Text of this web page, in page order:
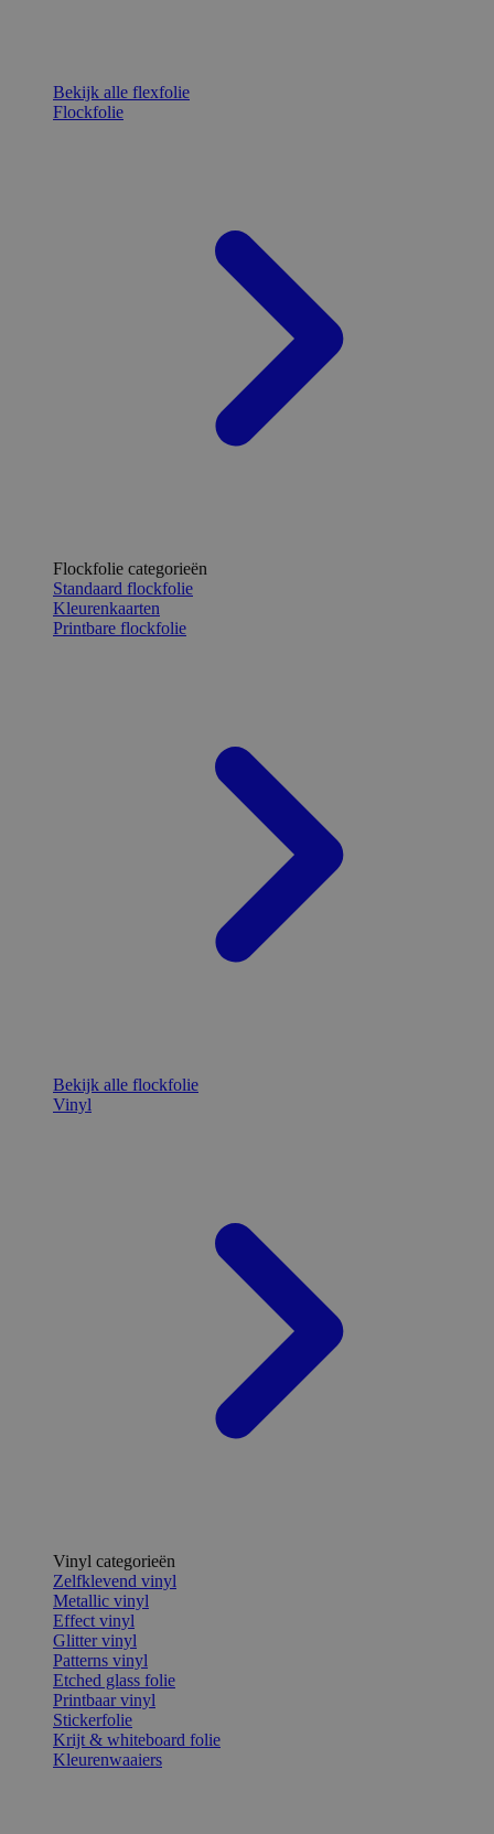
Bekijk alle flexfolie
Flockfolie
Flockfolie categorieën
Standaard flockfolie
Kleurenkaarten
Printbare flockfolie
Bekijk alle flockfolie
Vinyl
Vinyl categorieën
Zelfklevend vinyl
Metallic vinyl
Effect vinyl
Glitter vinyl
Patterns vinyl
Etched glass folie
Printbaar vinyl
Stickerfolie
Krijt & whiteboard folie
Kleurenwaaiers